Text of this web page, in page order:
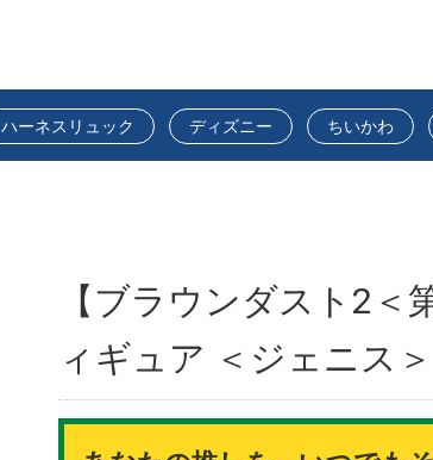
ハーネスリュック ディズニー ちいかわ
【ブラウンダスト2＜
ィギュア ＜ジェニス＞